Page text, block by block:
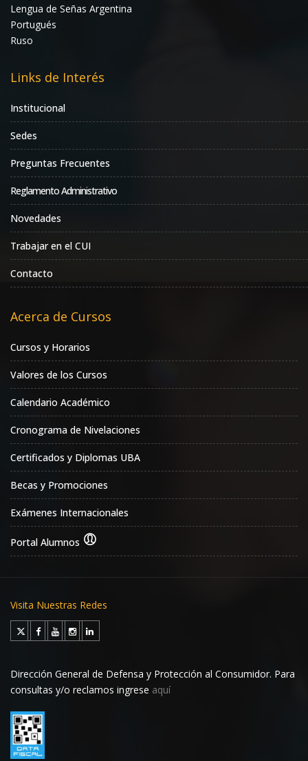
Lengua de Señas Argentina
Portugués
Ruso
Links de Interés
Institucional
Sedes
Preguntas Frecuentes
Reglamento Administrativo
Novedades
Trabajar en el CUI
Contacto
Acerca de Cursos
Cursos y Horarios
Valores de los Cursos
Calendario Académico
Cronograma de Nivelaciones
Certificados y Diplomas UBA
Becas y Promociones
Exámenes Internacionales
Portal Alumnos
Visita Nuestras Redes
Dirección General de Defensa y Protección al Consumidor. Para
consultas y/o reclamos ingrese aquí